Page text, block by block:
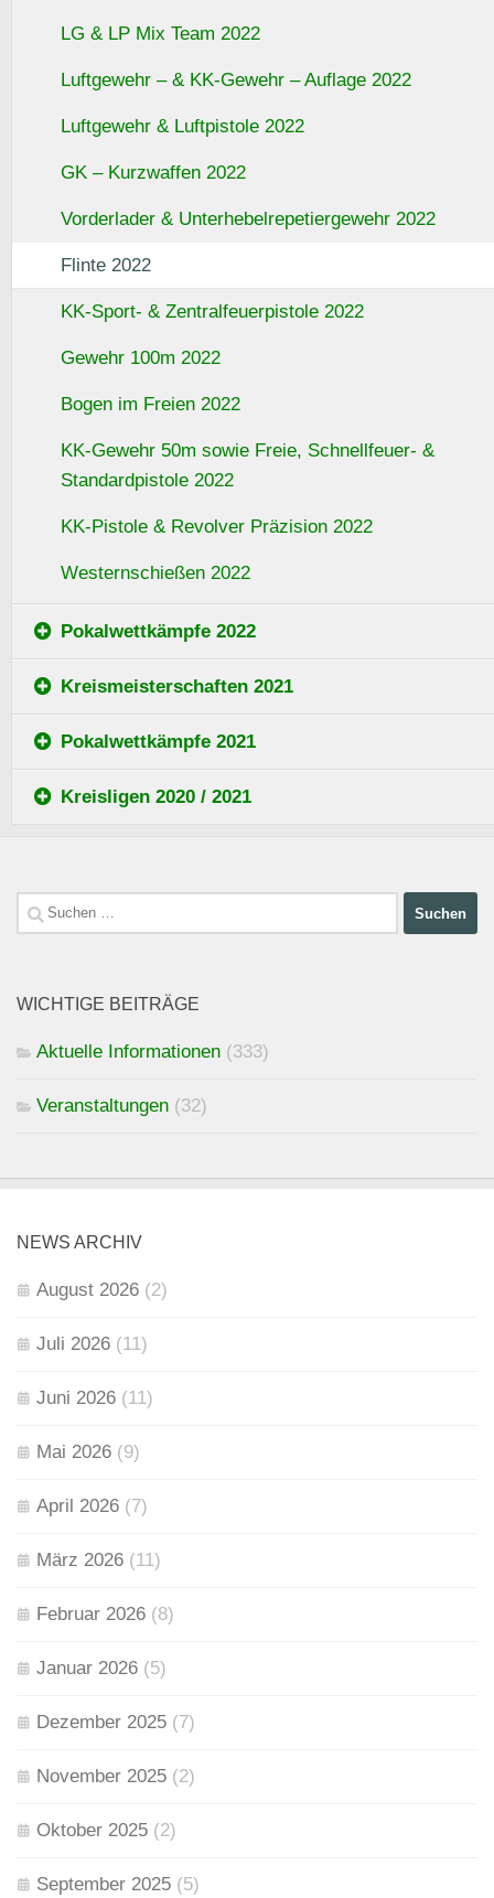
LG & LP Mix Team 2022
Luftgewehr – & KK-Gewehr – Auflage 2022
Luftgewehr & Luftpistole 2022
GK – Kurzwaffen 2022
Vorderlader & Unterhebelrepetiergewehr 2022
Flinte 2022
KK-Sport- & Zentralfeuerpistole 2022
Gewehr 100m 2022
Bogen im Freien 2022
KK-Gewehr 50m sowie Freie, Schnellfeuer- &
Standardpistole 2022
KK-Pistole & Revolver Präzision 2022
Westernschießen 2022
Pokalwettkämpfe 2022
Kreismeisterschaften 2021
Pokalwettkämpfe 2021
Kreisligen 2020 / 2021
Suchen
nach:
WICHTIGE BEITRÄGE
Aktuelle Informationen (333)
Veranstaltungen (32)
NEWS ARCHIV
August 2026 (2)
Juli 2026 (11)
Juni 2026 (11)
Mai 2026 (9)
April 2026 (7)
März 2026 (11)
Februar 2026 (8)
Januar 2026 (5)
Dezember 2025 (7)
November 2025 (2)
Oktober 2025 (2)
September 2025 (5)